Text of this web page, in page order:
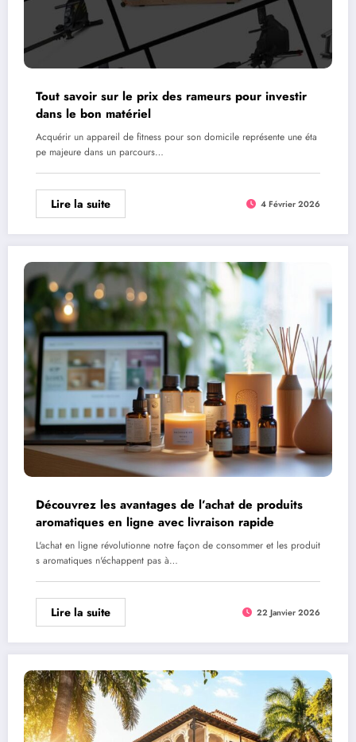
Tout savoir sur le prix des rameurs pour investir
dans le bon matériel
Acquérir un appareil de fitness pour son domicile représente une éta
pe majeure dans un parcours…
Lire la suite 4 Février 2026
Découvrez les avantages de l’achat de produits
aromatiques en ligne avec livraison rapide
L'achat en ligne révolutionne notre façon de consommer et les produit
s aromatiques n'échappent pas à…
Lire la suite 22 Janvier 2026